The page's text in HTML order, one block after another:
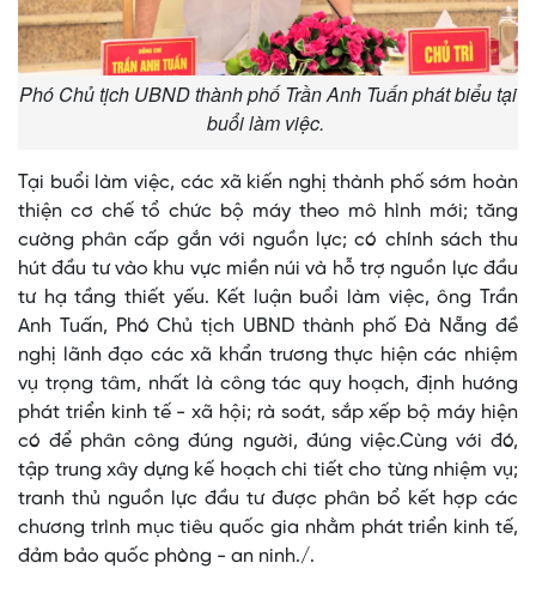
Phó Chủ tịch UBND thành phố Trần Anh Tuấn phát biểu tại
buổi làm việc.
Tại buổi làm việc, các xã kiến nghị thành phố sớm hoàn
thiện cơ chế tổ chức bộ máy theo mô hình mới; tăng
cường phân cấp gắn với nguồn lực; có chính sách thu
hút đầu tư vào khu vực miền núi và hỗ trợ nguồn lực đầu
tư hạ tầng thiết yếu. Kết luận buổi làm việc, ông Trần
Anh Tuấn, Phó Chủ tịch UBND thành phố Đà Nẵng đề
nghị lãnh đạo các xã khẩn trương thực hiện các nhiệm
vụ trọng tâm, nhất là công tác quy hoạch, định hướng
phát triển kinh tế - xã hội; rà soát, sắp xếp bộ máy hiện
có để phân công đúng người, đúng việc.Cùng với đó,
tập trung xây dựng kế hoạch chi tiết cho từng nhiệm vụ;
tranh thủ nguồn lực đầu tư được phân bổ kết hợp các
chương trình mục tiêu quốc gia nhằm phát triển kinh tế,
đảm bảo quốc phòng - an ninh./.